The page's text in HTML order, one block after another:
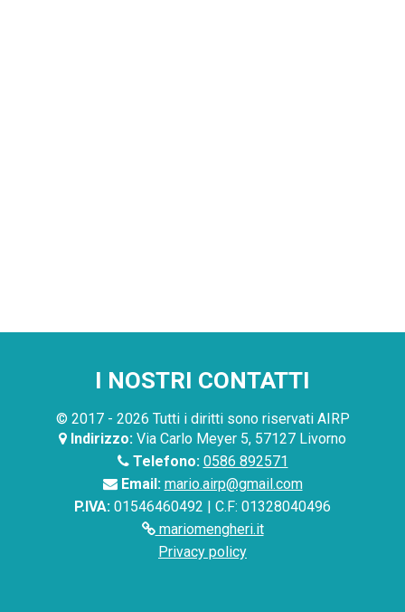
I NOSTRI CONTATTI
© 2017 - 2026 Tutti i diritti sono riservati AIRP
Indirizzo: Via Carlo Meyer 5, 57127 Livorno
Telefono: 0586 892571
Email: mario.airp@gmail.com
P.IVA: 01546460492 | C.F: 01328040496
mariomengheri.it
Privacy policy